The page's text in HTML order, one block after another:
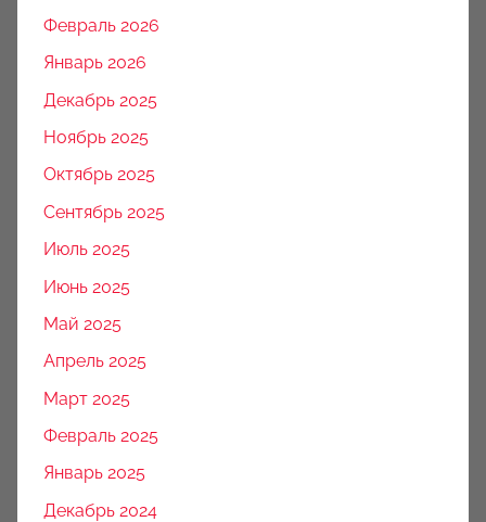
Февраль 2026
Январь 2026
Декабрь 2025
Ноябрь 2025
Октябрь 2025
Сентябрь 2025
Июль 2025
Июнь 2025
Май 2025
Апрель 2025
Март 2025
Февраль 2025
Январь 2025
Декабрь 2024